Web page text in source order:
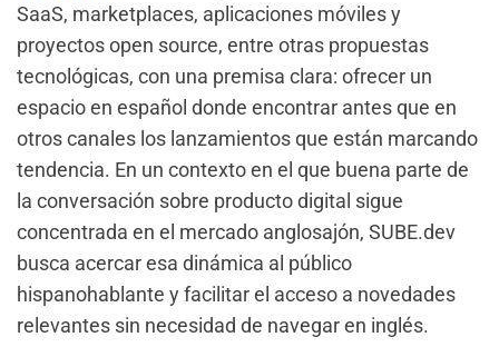
SaaS, marketplaces, aplicaciones móviles y
proyectos open source, entre otras propuestas
tecnológicas, con una premisa clara: ofrecer un
espacio en español donde encontrar antes que en
otros canales los lanzamientos que están marcando
tendencia. En un contexto en el que buena parte de
la conversación sobre producto digital sigue
concentrada en el mercado anglosajón, SUBE.dev
busca acercar esa dinámica al público
hispanohablante y facilitar el acceso a novedades
relevantes sin necesidad de navegar en inglés.